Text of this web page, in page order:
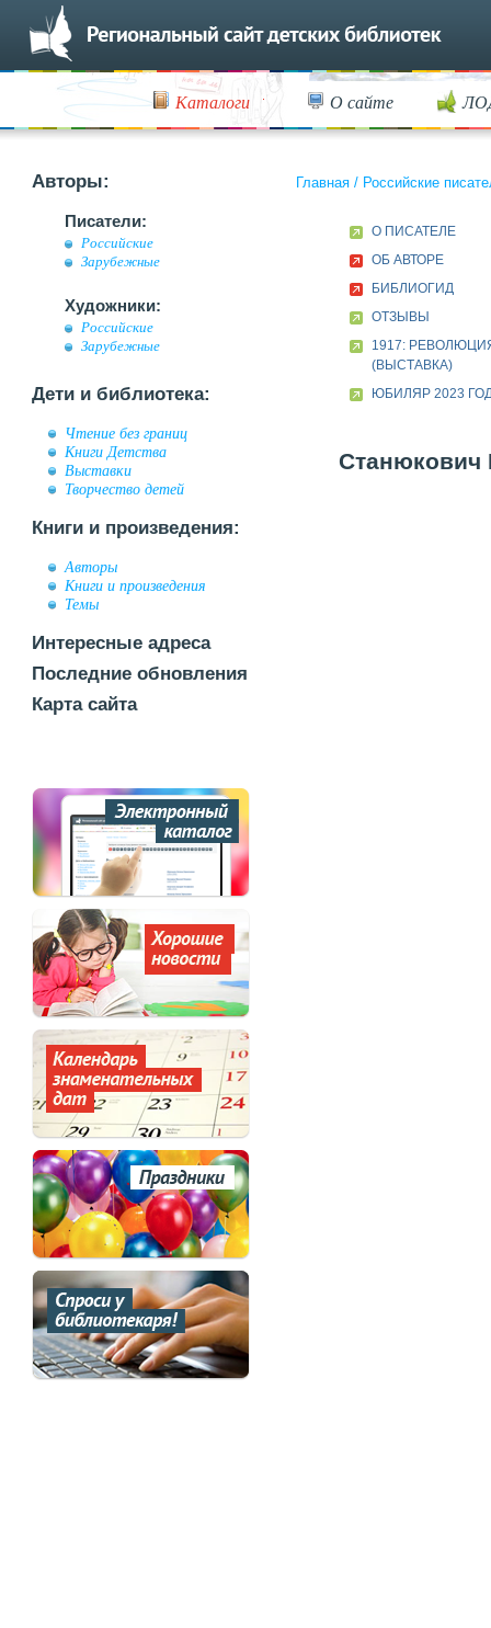
Каталоги О сайте
Авторы:
Писатели:
Российские
Зарубежные
Художники:
Российские
Зарубежные
Дети и библиотека:
Чтение без границ
Книги Детства
Выставки
Творчество детей
Книги и произведения:
Авторы
Книги и произведения
Темы
Интересные адреса
Последние обновления
Карта сайта
Главная / Российские
О ПИСАТЕЛЕ
ОБ АВТОРЕ
БИБЛИОГИД
ОТЗЫВЫ
1917:
(ВЫСТАВКА)
ЮБИЛЯР 2023
Станюкович